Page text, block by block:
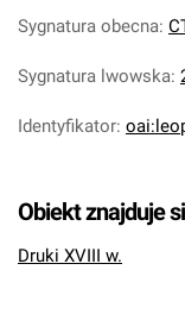
Sygnatura obecna:
Sygnatura lwowska:
Identyfikator:
Obiekt znajduje
Druki XVIII w.